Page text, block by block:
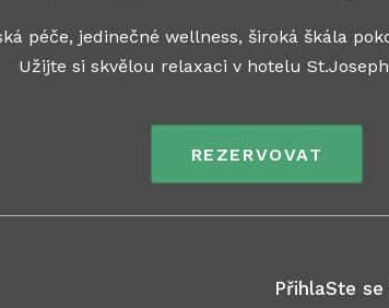
wellness, široká škála pokojů
relaxaci v hotelu St.Joseph Royal
REZERVOVAT
PřihlaSte